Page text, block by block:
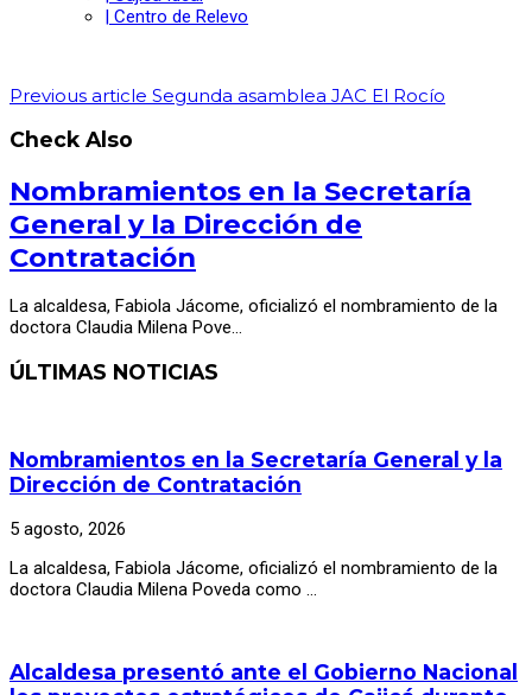
| Centro de Relevo
Previous article Segunda asamblea JAC El Rocío
Check Also
Nombramientos en la Secretaría
General y la Dirección de
Contratación
La alcaldesa, Fabiola Jácome, oficializó el nombramiento de la
doctora Claudia Milena Pove…
ÚLTIMAS NOTICIAS
Nombramientos en la Secretaría General y la
Dirección de Contratación
5 agosto, 2026
La alcaldesa, Fabiola Jácome, oficializó el nombramiento de la
doctora Claudia Milena Poveda como …
Alcaldesa presentó ante el Gobierno Nacional